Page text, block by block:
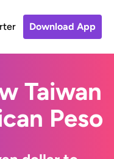
Download App
Taiwan
Peso